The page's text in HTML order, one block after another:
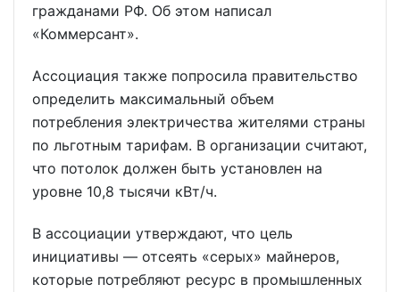
гражданами РФ. Об этом написал
«Коммерсант».
Ассоциация также попросила правительство
определить максимальный объем
потребления электричества жителями страны
по льготным тарифам. В организации считают,
что потолок должен быть установлен на
уровне 10,8 тысячи кВт/ч.
В ассоциации утверждают, что цель
инициативы — отсеять «серых» майнеров,
которые потребляют ресурс в промышленных